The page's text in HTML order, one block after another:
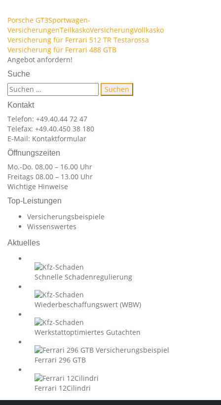
Porsche GT3Sportwagen-
VersicherungenTeilkaskoVersicherungVollkasko
Beitragsnavigation
Versicherung für Ferrari 512 TR Testarossa
Versicherung für Ferrari 488 GTB
Angebot anfordern!
Suche
Suchen
nach:
Kontakt
Telefon: +49.40.44 72 47
Telefax: +49.40.450 38 180
E-Mail: Kontaktformular
Öffnungszeiten
Mo.-Do. 08.00 – 16.00 Uhr
Freitags 08.00 – 13.00 Uhr
Wichtige Hinweise
Top-Leistungen
Versicherungsbeispiele
Wissenswertes
Aktuelles
Schnelle Schadenregulierung
Wiederbeschaffungswert (WBW)
Werkstattoptimiertes Gutachten
Ferrari 296 GTB
Ferrari 12Cilindri